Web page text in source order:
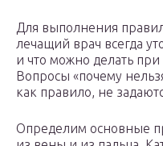
Для выполнения
лечащий врач всегда
и что можно делать
Вопросы «почему
как правило, не
Определим основные